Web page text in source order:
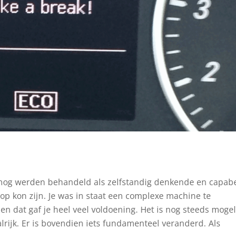
werden behandeld als zelfstandig denkende en
kon zijn. Je was in staat een complexe machine te
dat gaf je heel veel voldoening. Het is nog steeds
Er is bovendien iets fundamenteel veranderd. Als